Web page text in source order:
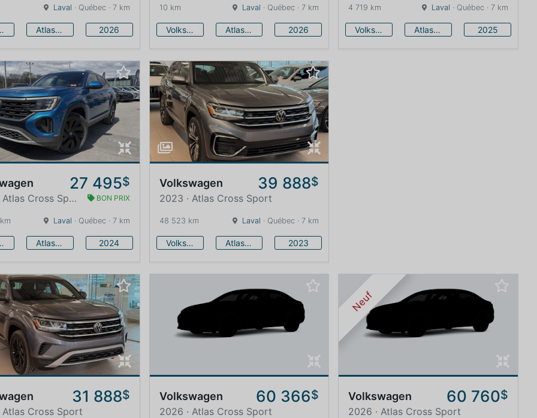
Laval · Québec · 7 km
Atlas Cross Sport 2026
10 km Laval · Québec · 7 km
Volkswagen Atlas Cross Sport 2026
4 719 km Laval · Québec · 7 km
Volkswagen Atlas Cross Sport 2025
27 495$
2024 · Atlas Cross Sport BON PRIX
Laval · Québec · 7 km
Atlas Cross Sport 2024
Volkswagen 39 888$
2023 · Atlas Cross Sport
48 523 km Laval · Québec · 7 km
Volkswagen Atlas Cross Sport 2023
31 888$
Atlas Cross Sport
Volkswagen 60 366$
2026 · Atlas Cross Sport
Neuf
Volkswagen 60 760$
2026 · Atlas Cross Sport